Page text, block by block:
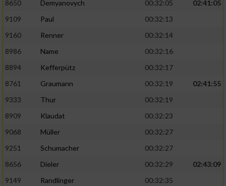
8650
Demyanovych 00:32:05
02:41:05
9109
Paul
00:32:13
9160
Renner
00:32:14
8986
Name
00:32:16
8894
Kefferpütz
00:32:17
8761
Graumann 00:32:19
02:41:55
9333
Thur
00:32:19
8909
Klaudat
00:32:23
9068
Müller
00:32:27
9251
Schumacher
00:32:27
8656
Dieler 00:32:29
02:43:09
9149
Randlinger
00:32:35